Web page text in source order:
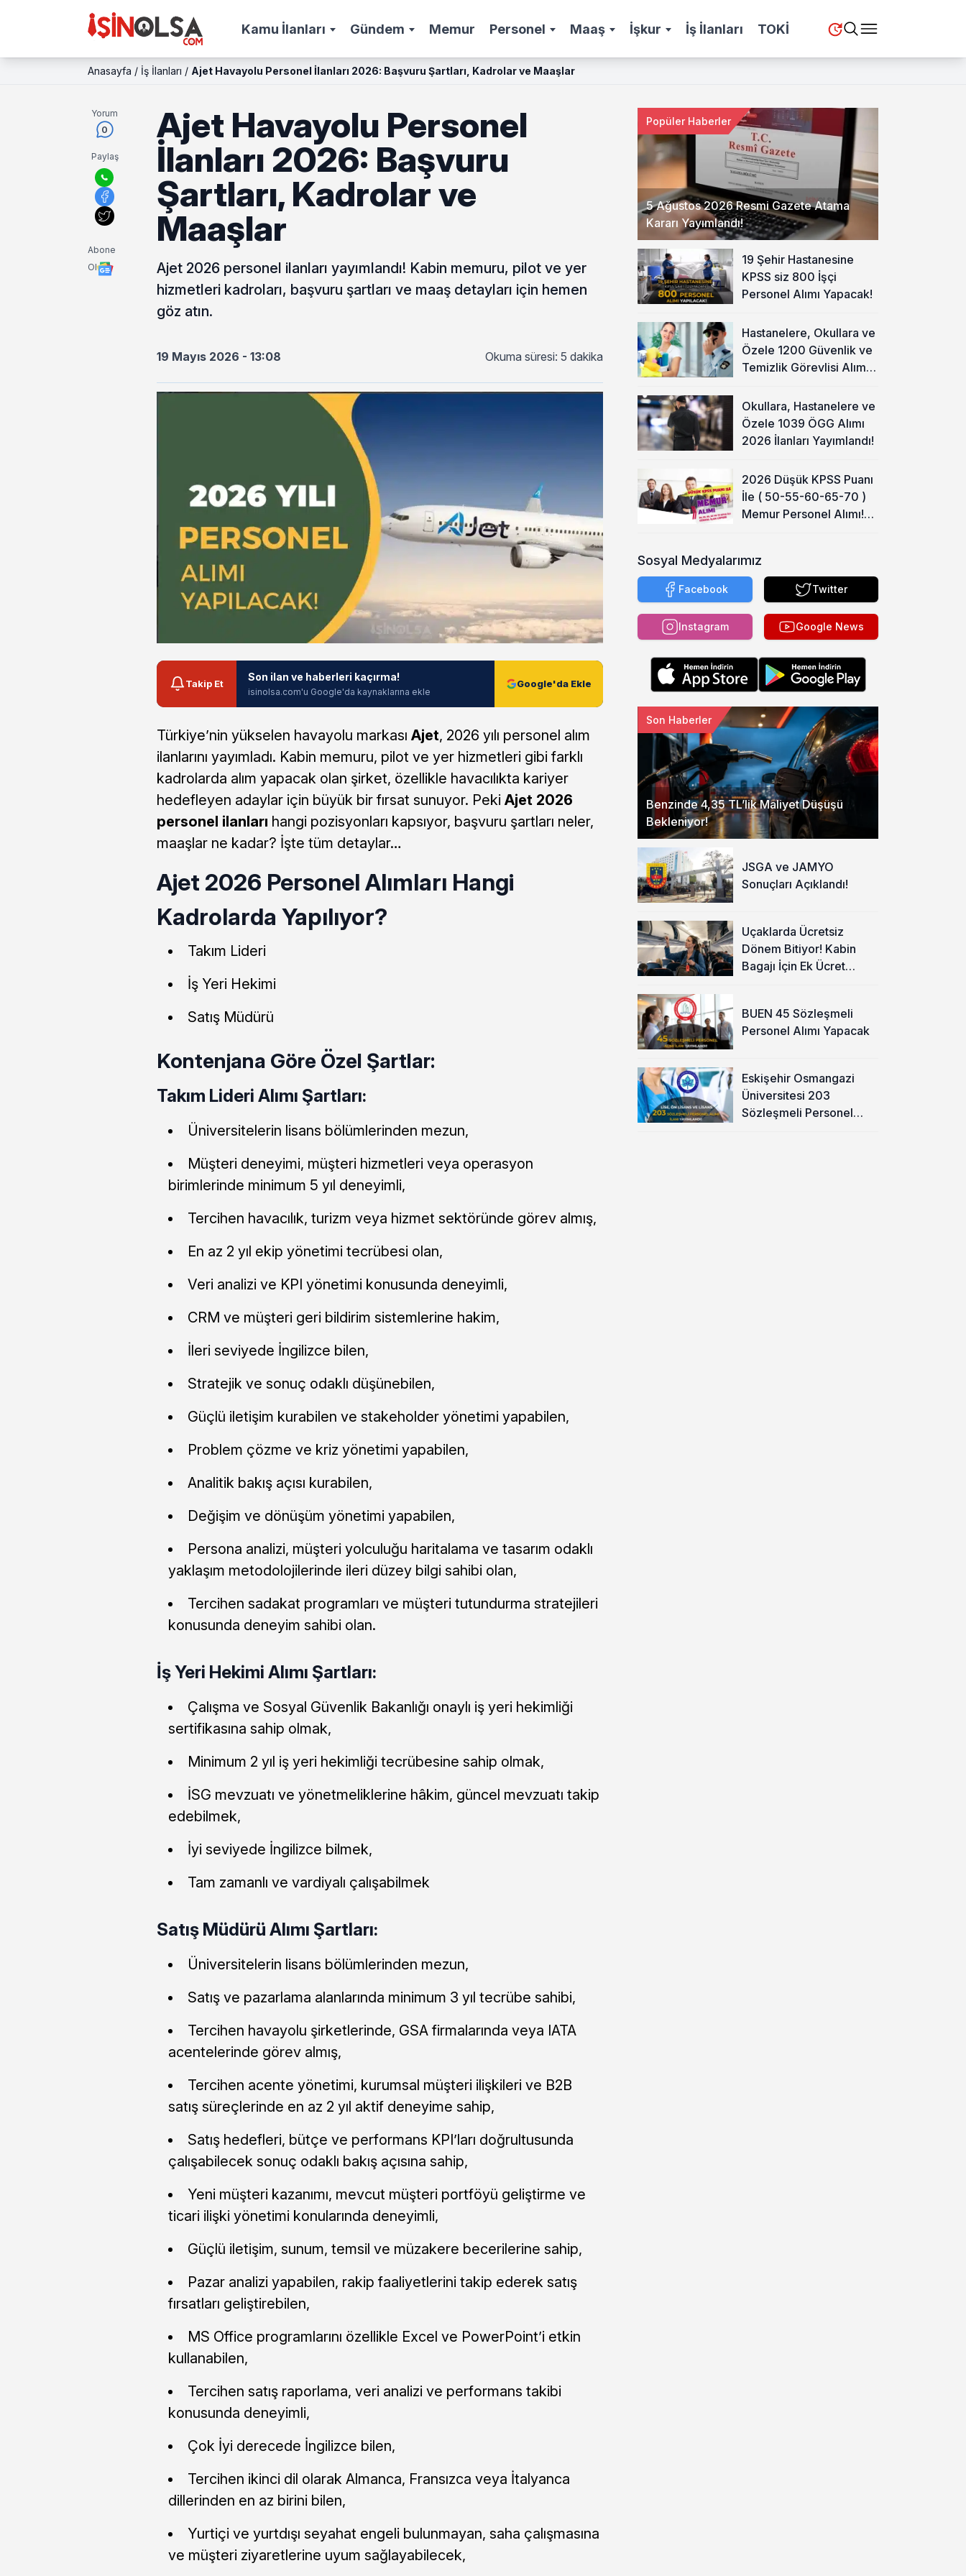
Kamu İlanları Gündem Memur Personel Maaş İşkur İş İlanları TOKİ
Anasayfa / İş İlanları / Ajet Havayolu Personel İlanları 2026: Başvuru Şartları, Kadrolar ve Maaşlar
Yorum
0
Paylaş
Abone
Ol
Ajet Havayolu Personel
İlanları 2026: Başvuru
Şartları, Kadrolar ve
Maaşlar
Ajet 2026 personel ilanları yayımlandı! Kabin memuru, pilot ve yer
hizmetleri kadroları, başvuru şartları ve maaş detayları için hemen
göz atın.
19 Mayıs 2026 - 13:08 Okuma süresi: 5 dakika
Takip Et
Son ilan ve haberleri kaçırma!
isinolsa.com'u Google'da kaynaklarına ekle
Google'da Ekle
Türkiye’nin yükselen havayolu markası Ajet, 2026 yılı personel alım
ilanlarını yayımladı. Kabin memuru, pilot ve yer hizmetleri gibi farklı
kadrolarda alım yapacak olan şirket, özellikle havacılıkta kariyer
hedefleyen adaylar için büyük bir fırsat sunuyor. Peki Ajet 2026
personel ilanları hangi pozisyonları kapsıyor, başvuru şartları neler,
maaşlar ne kadar? İşte tüm detaylar…
Ajet 2026 Personel Alımları Hangi
Kadrolarda Yapılıyor?
Takım Lideri
İş Yeri Hekimi
Satış Müdürü
Kontenjana Göre Özel Şartlar:
Takım Lideri Alımı Şartları:
Üniversitelerin lisans bölümlerinden mezun,
Müşteri deneyimi, müşteri hizmetleri veya operasyon
birimlerinde minimum 5 yıl deneyimli,
Tercihen havacılık, turizm veya hizmet sektöründe görev almış,
En az 2 yıl ekip yönetimi tecrübesi olan,
Veri analizi ve KPI yönetimi konusunda deneyimli,
CRM ve müşteri geri bildirim sistemlerine hakim,
İleri seviyede İngilizce bilen,
Stratejik ve sonuç odaklı düşünebilen,
Güçlü iletişim kurabilen ve stakeholder yönetimi yapabilen,
Problem çözme ve kriz yönetimi yapabilen,
Analitik bakış açısı kurabilen,
Değişim ve dönüşüm yönetimi yapabilen,
Persona analizi, müşteri yolculuğu haritalama ve tasarım odaklı
yaklaşım metodolojilerinde ileri düzey bilgi sahibi olan,
Tercihen sadakat programları ve müşteri tutundurma stratejileri
konusunda deneyim sahibi olan.
İş Yeri Hekimi Alımı Şartları:
Çalışma ve Sosyal Güvenlik Bakanlığı onaylı iş yeri hekimliği
sertifikasına sahip olmak,
Minimum 2 yıl iş yeri hekimliği tecrübesine sahip olmak,
İSG mevzuatı ve yönetmeliklerine hâkim, güncel mevzuatı takip
edebilmek,
İyi seviyede İngilizce bilmek,
Tam zamanlı ve vardiyalı çalışabilmek
Satış Müdürü Alımı Şartları:
Üniversitelerin lisans bölümlerinden mezun,
Satış ve pazarlama alanlarında minimum 3 yıl tecrübe sahibi,
Tercihen havayolu şirketlerinde, GSA firmalarında veya IATA
acentelerinde görev almış,
Tercihen acente yönetimi, kurumsal müşteri ilişkileri ve B2B
satış süreçlerinde en az 2 yıl aktif deneyime sahip,
Satış hedefleri, bütçe ve performans KPI’ları doğrultusunda
çalışabilecek sonuç odaklı bakış açısına sahip,
Yeni müşteri kazanımı, mevcut müşteri portföyü geliştirme ve
ticari ilişki yönetimi konularında deneyimli,
Güçlü iletişim, sunum, temsil ve müzakere becerilerine sahip,
Pazar analizi yapabilen, rakip faaliyetlerini takip ederek satış
fırsatları geliştirebilen,
MS Office programlarını özellikle Excel ve PowerPoint’i etkin
kullanabilen,
Tercihen satış raporlama, veri analizi ve performans takibi
konusunda deneyimli,
Çok İyi derecede İngilizce bilen,
Tercihen ikinci dil olarak Almanca, Fransızca veya İtalyanca
dillerinden en az birini bilen,
Yurtiçi ve yurtdışı seyahat engeli bulunmayan, saha çalışmasına
ve müşteri ziyaretlerine uyum sağlayabilecek,
5 Ağustos 2026 Resmi Gazete Atama
Kararı Yayımlandı!
Popüler Haberler
19 Şehir Hastanesine
KPSS siz 800 İşçi
Personel Alımı Yapacak!
Hastanelere, Okullara ve
Özele 1200 Güvenlik ve
Temizlik Görevlisi Alımı
Okullara, Hastanelere ve
Özele 1039 ÖGG Alımı
2026 İlanları Yayımlandı!
2026 Düşük KPSS Puanı
İle ( 50-55-60-65-70 )
Memur Personel Alımı!
Sosyal Medyalarımız
Facebook Twitter
Instagram Google News
Benzinde 4,35 TL’lik Maliyet Düşüşü
Bekleniyor!
Son Haberler
JSGA ve JAMYO
Sonuçları Açıklandı!
Uçaklarda Ücretsiz
Dönem Bitiyor! Kabin
Bagajı İçin Ek Ücret
BUEN 45 Sözleşmeli
Personel Alımı Yapacak
Eskişehir Osmangazi
Üniversitesi 203
Sözleşmeli Personel